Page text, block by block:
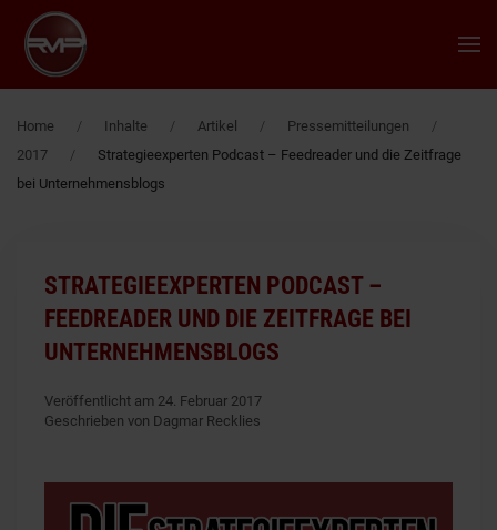
Zum Hauptinhalt springen
Home Inhalte Artikel
Pressemitteilungen
2017
Strategieexperten Podcast – Feedreader und die Zeitfrage
bei Unternehmensblogs
STRATEGIEEXPERTEN PODCAST –
FEEDREADER UND DIE ZEITFRAGE BEI
UNTERNEHMENSBLOGS
Veröffentlicht am 24. Februar 2017
Geschrieben von Dagmar Recklies